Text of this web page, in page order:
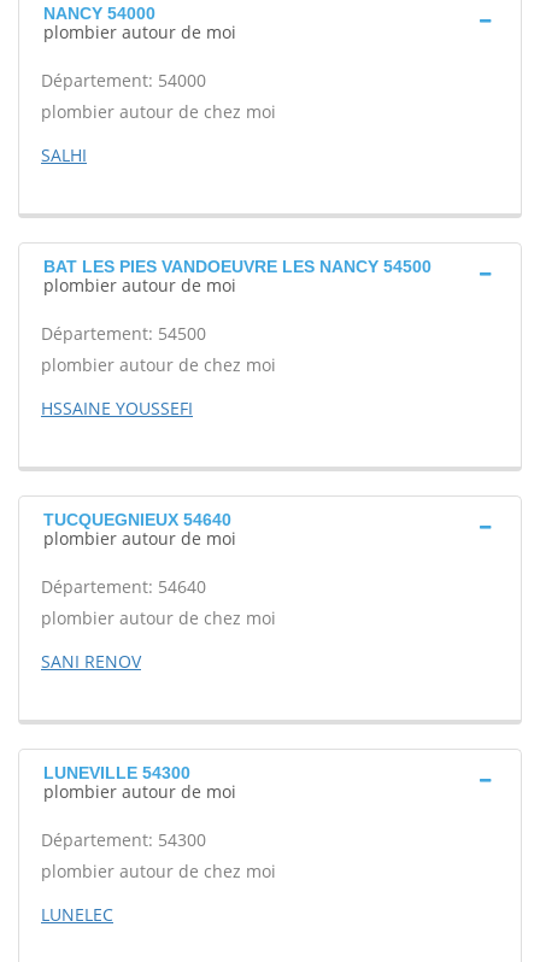
NANCY 54000
plombier autour de moi
Département: 54000
plombier autour de chez moi
SALHI
BAT LES PIES VANDOEUVRE LES NANCY 54500
plombier autour de moi
Département: 54500
plombier autour de chez moi
HSSAINE YOUSSEFI
TUCQUEGNIEUX 54640
plombier autour de moi
Département: 54640
plombier autour de chez moi
SANI RENOV
LUNEVILLE 54300
plombier autour de moi
Département: 54300
plombier autour de chez moi
LUNELEC